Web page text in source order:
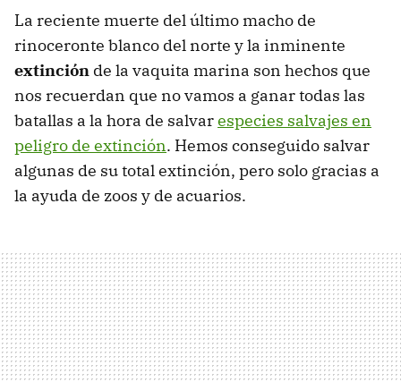
La reciente muerte del último macho de
rinoceronte blanco del norte y la inminente
extinción de la vaquita marina son hechos que
nos recuerdan que no vamos a ganar todas las
batallas a la hora de salvarespecies salvajes en
peligro de extinción. Hemos conseguido salvar
algunas de su total extinción, pero solo gracias a
la ayuda de zoos y de acuarios.